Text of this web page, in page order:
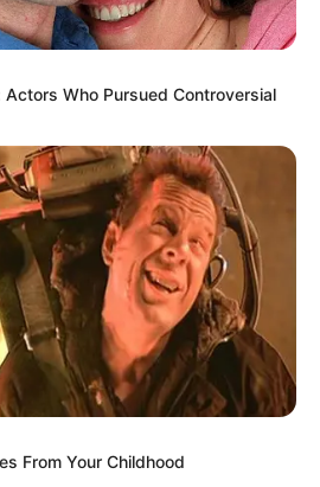
Müstəqlillik
təbrik edib
Actors Who Pursued Controversial
From Your Childhood